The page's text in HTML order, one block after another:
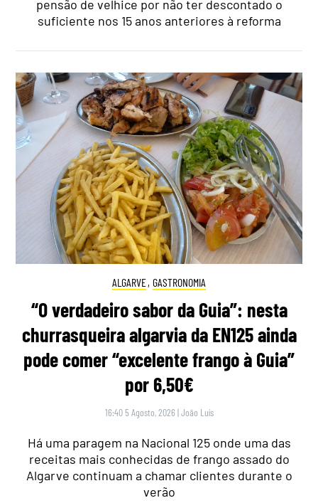
pensão de velhice por não ter descontado o
suficiente nos 15 anos anteriores à reforma
ALGARVE, GASTRONOMIA
“O verdadeiro sabor da Guia”: nesta
churrasqueira algarvia da EN125 ainda
pode comer “excelente frango à Guia”
por 6,50€
16:40 5 Agosto, 2026 |João Luís
Há uma paragem na Nacional 125 onde uma das
receitas mais conhecidas de frango assado do
Algarve continuam a chamar clientes durante o
verão